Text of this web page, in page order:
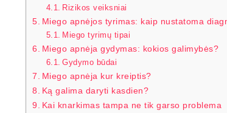
Rizikos veiksniai
Miego apnėjos tyrimas: kaip nustatoma
Miego tyrimų tipai
Miego apnėja gydymas: kokios galimybės?
Gydymo būdai
Miego apnėja kur kreiptis?
Ką galima daryti kasdien?
Kai knarkimas tampa ne tik garso problema